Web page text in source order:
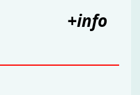
+info